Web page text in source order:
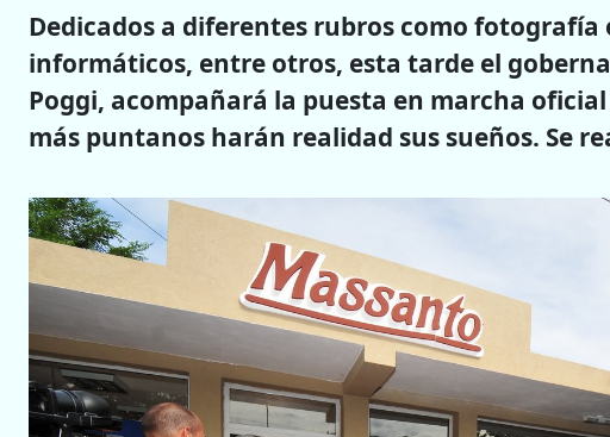
Dedicados a diferentes rubros como
informáticos, entre otros, esta tarde el
Poggi, acompañará la puesta en marcha
más puntanos harán realidad sus sueños. Se